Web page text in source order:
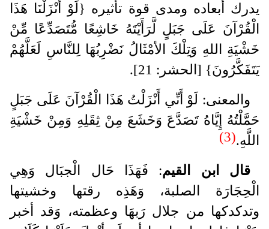
يدرك أبعاده ومدى قوة تأثيره {لَوْ أَنْزَلْنَا هَذَا
الْقُرْآنَ عَلَى جَبَلٍ لَّرَأَيْتَهُ خَاشِعًا مُّتَصَدِّعًا مِّنْ
خَشْيَةِ اللهِ وَتِلْكَ الأمْثَالُ نَضْرِبُهَا لِلنَّاسِ لَعَلَّهُمْ
يَتَفَكَّرُونَ} [الحشر: 21].
والمعنى: لَوْ أَنِّي أَنْزَلْتُ هَذَا الْقُرْآنَ عَلَى جَبَلٍ
حَمَّلْتُهُ إِيَّاهُ تَصَدَّعَ وَخَشَعَ مِنْ ثِقَلِهِ وَمِنْ خَشْيَةِ
اللَّهِ.(3)
قال ابن القيم: فَهَذَا حَال الْجبَال وَهِي
الْحِجَارَة الصلبة، وَهَذِه رقتها وخشيتها
وتدكدكها من جلال رَبهَا وعظمته، وَقد أخبر